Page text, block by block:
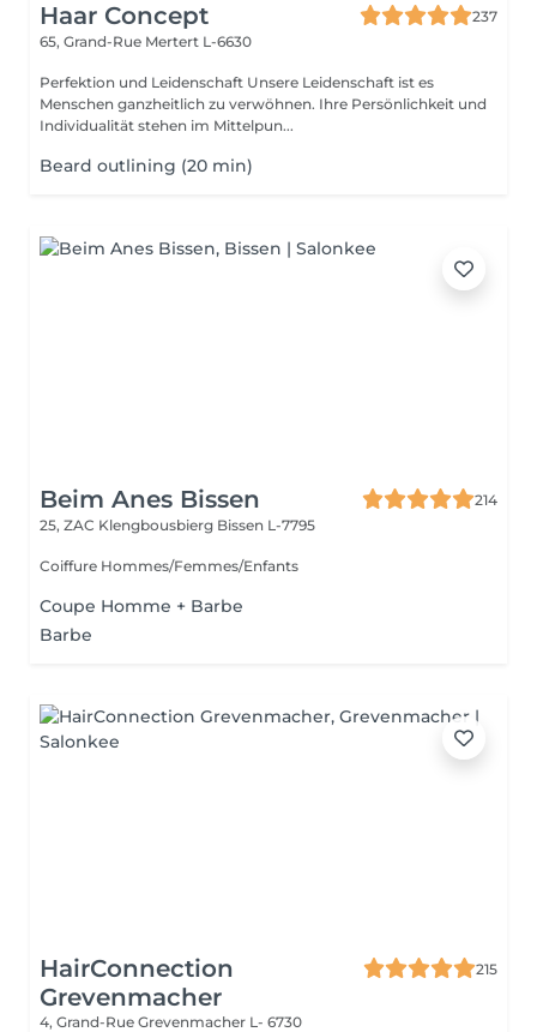
Haar Concept
237
65, Grand-Rue Mertert L-6630
Perfektion und Leidenschaft Unsere Leidenschaft ist es
Menschen ganzheitlich zu verwöhnen. Ihre Persönlichkeit und
Individualität stehen im Mittelpun...
Beard outlining (20 min)
Beim Anes Bissen
214
25, ZAC Klengbousbierg Bissen L-7795
Coiffure Hommes/Femmes/Enfants
Coupe Homme + Barbe
Barbe
HairConnection
Grevenmacher
215
4, Grand-Rue Grevenmacher L- 6730